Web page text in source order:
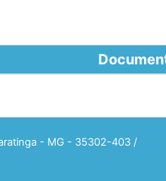
- MG - 35302-403 /